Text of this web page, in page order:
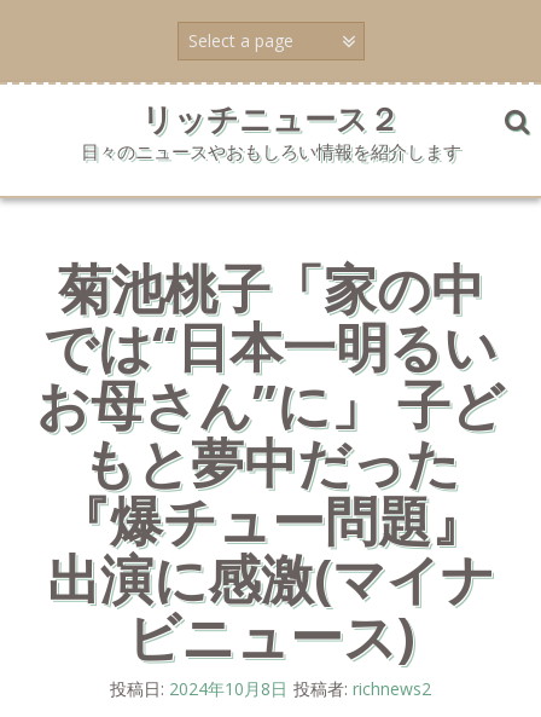
ン
ッ
リッチニュース２
日々のニュースやおもしろい情報を紹介します
菊池桃子「家の中
では“日本一明るい
お母さん”に」 子ど
もと夢中だった
『爆チュー問題』
出演に感激(マイナ
ビニュース)
投稿日: 2024年10月8日 投稿者: richnews2